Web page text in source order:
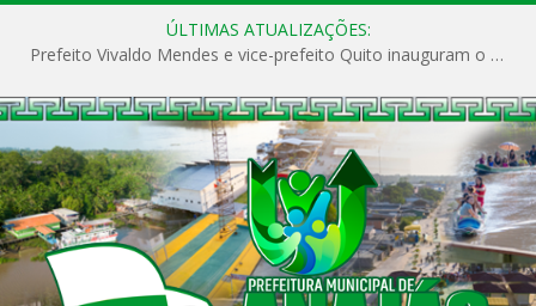
ÚLTIMAS ATUALIZAÇÕES:
Prefeito Vivaldo Mendes e vice-prefeito Quito inauguram o CAPS e fortalecem a saúde pública em Anajás.